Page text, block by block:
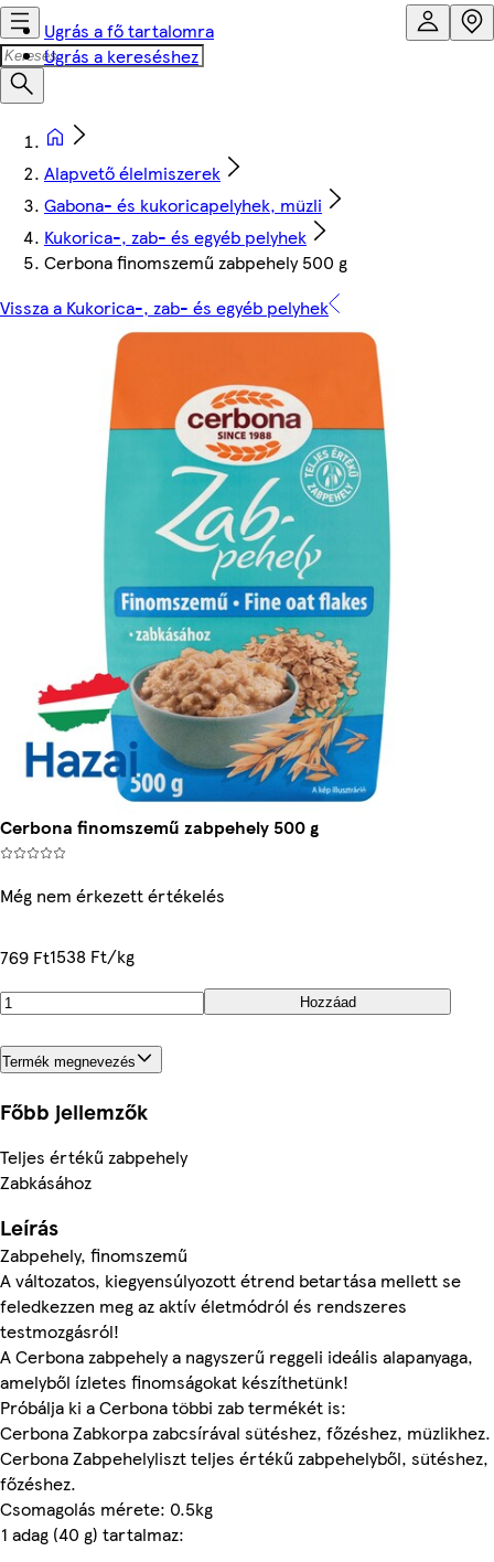
Ugrás a fő tartalomra
Ugrás a kereséshez
Alapvető élelmiszerek
Gabona- és kukoricapelyhek, müzli
Kukorica-, zab- és egyéb pelyhek
Cerbona finomszemű zabpehely 500 g
Vissza a Kukorica-, zab- és egyéb pelyhek
Cerbona finomszemű zabpehely 500 g
Még nem érkezett értékelés
769 Ft1538 Ft/kg
Hozzáad
Termék megnevezés
Főbb jellemzők
Teljes értékű zabpehely
Zabkásához
Leírás
Zabpehely, finomszemű
A változatos, kiegyensúlyozott étrend betartása mellett se
feledkezzen meg az aktív életmódról és rendszeres
testmozgásról!
A Cerbona zabpehely a nagyszerű reggeli ideális alapanyaga,
amelyből ízletes finomságokat készíthetünk!
Próbálja ki a Cerbona többi zab termékét is:
Cerbona Zabkorpa zabcsírával sütéshez, főzéshez, müzlikhez.
Cerbona Zabpehelyliszt teljes értékű zabpehelyből, sütéshez,
főzéshez.
Csomagolás mérete: 0.5kg
1 adag (40 g) tartalmaz: